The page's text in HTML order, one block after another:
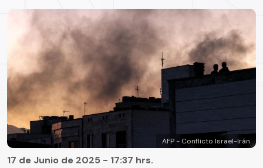
AFP - Conflicto Israel-Irán
17 de Junio de 2025 - 17:37 hrs.